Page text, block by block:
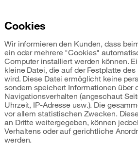
Cookies
Wir informieren den Kunden, dass
ein oder mehrere "Cookies"
Computer installiert werden können.
kleine Datei, die auf der Festplatte
wird. Diese Datei ermöglicht keine
sondern speichert Informationen über
Navigationsverhalten (angeschaut
Uhrzeit, IP-Adresse usw.). Die
vor allem statistischen Zwecken.
an Dritte weitergegeben, können
Verhaltens oder auf gerichtliche
werden.